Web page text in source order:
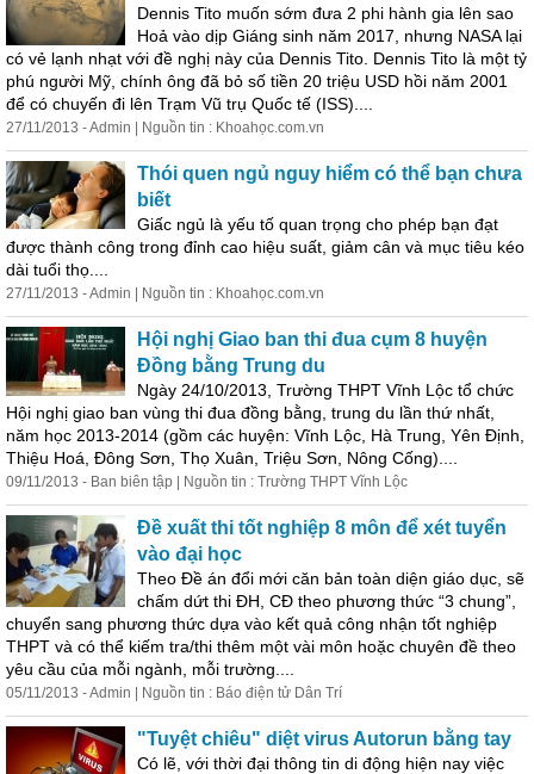
Dennis Tito muốn sớm đưa 2 phi hành gia lên sao
Hoả vào dịp Giáng sinh năm 2017, nhưng NASA lại
có vẻ lạnh nhạt với đề nghị này của Dennis Tito. Dennis Tito là một tỷ
phú người Mỹ, chính ông đã bỏ số tiền 20 triệu USD hồi năm 2001
để có chuyến đi lên Trạm Vũ trụ Quốc tế (ISS)....
27/11/2013 - Admin | Nguồn tin : Khoahọc.com.vn
Thói quen ngủ nguy hiểm có thể bạn chưa
biết
Giấc ngủ là yếu tố quan trọng cho phép bạn đạt
được thành công trong đỉnh cao hiệu suất, giảm cân và mục tiêu kéo
dài tuổi thọ....
27/11/2013 - Admin | Nguồn tin : Khoahọc.com.vn
Hội nghị Giao ban thi đua cụm 8 huyện
Đồng bằng Trung du
Ngày 24/10/2013, Trường THPT Vĩnh Lộc tổ chức
Hội nghị giao ban vùng thi đua đồng bằng, trung du lần thứ nhất,
năm học 2013-2014 (gồm các huyện: Vĩnh Lộc, Hà Trung, Yên Định,
Thiệu Hoá, Đông Sơn, Thọ Xuân, Triệu Sơn, Nông Cống)....
09/11/2013 - Ban biên tập | Nguồn tin : Trường THPT Vĩnh Lộc
Đề xuất thi tốt nghiệp 8 môn để xét tuyển
vào đại học
Theo Đề án đổi mới căn bản toàn diện giáo dục, sẽ
chấm dứt thi ĐH, CĐ theo phương thức “3 chung”,
chuyển sang phương thức dựa vào kết quả công nhận tốt nghiệp
THPT và có thể kiếm tra/thi thêm một vài môn hoặc chuyên đề theo
yêu cầu của mỗi ngành, mỗi trường....
05/11/2013 - Admin | Nguồn tin : Báo điện tử Dân Trí
"Tuyệt chiêu" diệt virus Autorun bằng tay
Có lẽ, với thời đại thông tin di động hiện nay việc